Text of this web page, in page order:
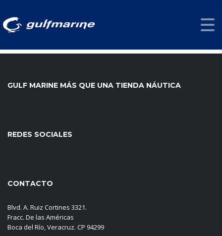
fking_master
Private Seller
GULF MARINE MÁS QUE UNA TIENDA NÁUTICA
REDES SOCIALES
CONTACTO
Blvd. A. Ruiz Cortines 3321.
Fracc. De las Américas
Boca del Río, Veracruz. CP 94299